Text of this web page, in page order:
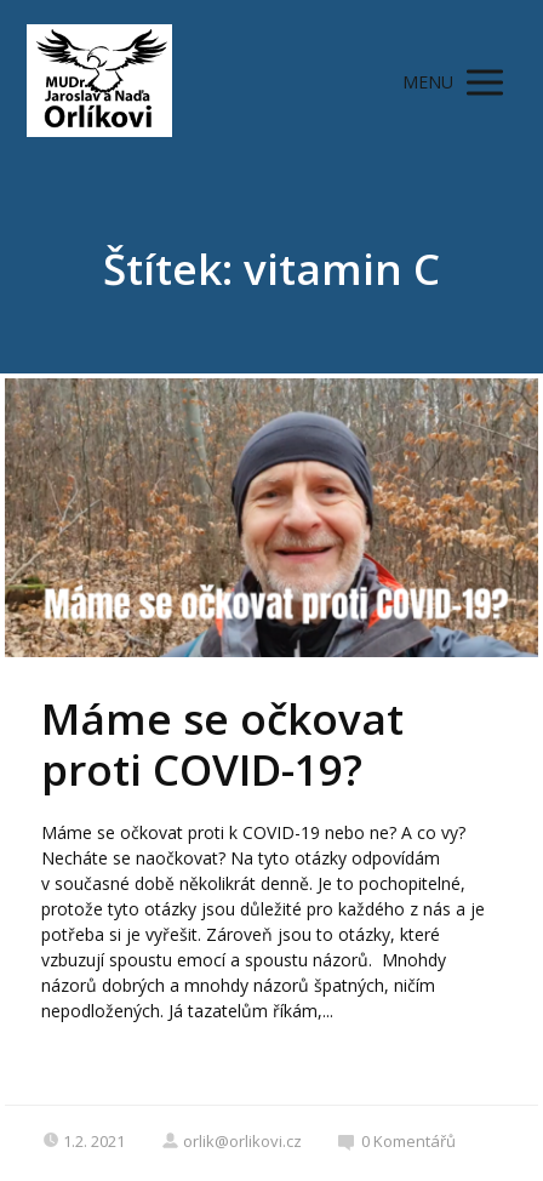
MENU
Štítek: vitamin C
Máme se očkovat
proti COVID-19?
Máme se očkovat proti k COVID-19 nebo ne? A co vy?
Necháte se naočkovat? Na tyto otázky odpovídám
v současné době několikrát denně. Je to pochopitelné,
protože tyto otázky jsou důležité pro každého z nás a je
potřeba si je vyřešit. Zároveň jsou to otázky, které
vzbuzují spoustu emocí a spoustu názorů. Mnohdy
názorů dobrých a mnohdy názorů špatných, ničím
nepodložených. Já tazatelům říkám,...
1.2. 2021 orlik@orlikovi.cz 0 Komentářů